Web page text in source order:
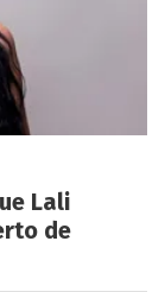
Lali
de